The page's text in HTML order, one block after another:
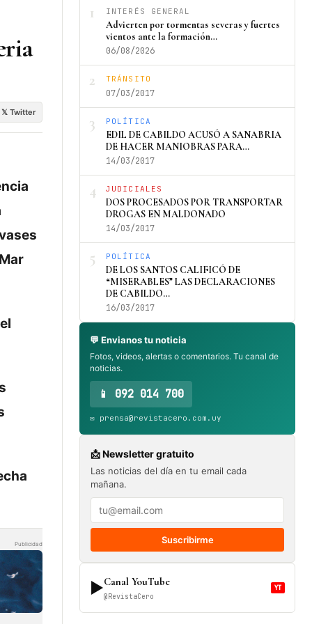
𝕏 Twitter
Publicidad
1 INTERÉS GENERAL
Advierten por tormentas severas y fuertes
vientos ante la formación…
06/08/2026
2 TRÁNSITO
07/03/2017
3 POLÍTICA
EDIL DE CABILDO ACUSÓ A SANABRIA
DE HACER MANIOBRAS PARA…
14/03/2017
4 JUDICIALES
DOS PROCESADOS POR TRANSPORTAR
DROGAS EN MALDONADO
14/03/2017
5 POLÍTICA
DE LOS SANTOS CALIFICÓ DE
“MISERABLES” LAS DECLARACIONES
DE CABILDO…
16/03/2017
💬 Envianos tu noticia
Fotos, videos, alertas o comentarios. Tu canal de
noticias.
📱 092 014 700
✉️ prensa@revistacero.com.uy
📩 Newsletter gratuito
Las noticias del día en tu email cada
mañana.
Suscribirme
▶Canal YouTube
@RevistaCero
YT